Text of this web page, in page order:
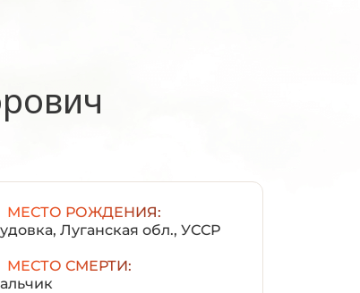
МЕСТО РОЖДЕНИЯ:
Луганская обл., УССР
МЕСТО СМЕРТИ: